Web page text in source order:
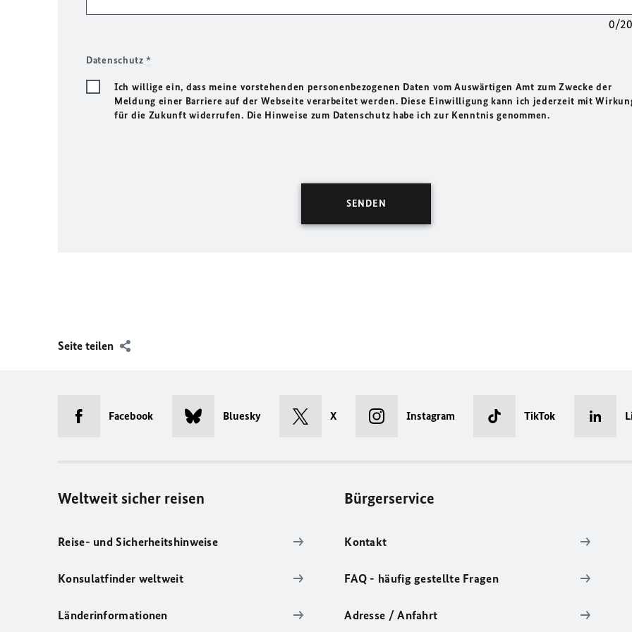
0/
Datenschutz*
Ich willige ein, dass meine vorstehenden personenbezogenen Daten vom Auswärtigen Amt zum Zwecke der
Meldung einer Barriere auf der Webseite verarbeitet werden. Diese Einwilligung kann ich jederzeit mit
für die Zukunft widerrufen. Die Hinweise zum Datenschutz habe ich zur Kenntnis genommen.
Seite teilen
Facebook Bluesky X Instagram TikTok
Weltweit sicher reisen
Reise- und Sicherheitshinweise
Konsulatfinder weltweit
Länderinformationen
Bürgerservice
Kontakt
FAQ - häufig gestellte Fragen
Adresse / Anfahrt